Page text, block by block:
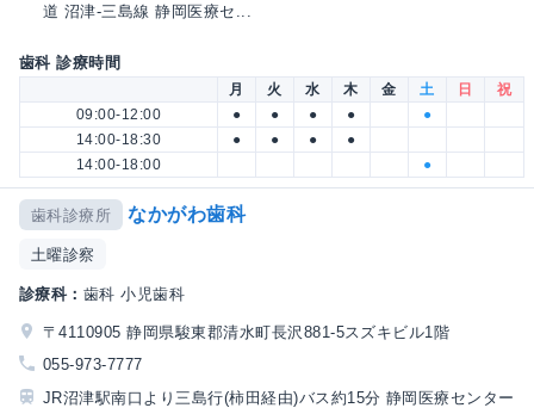
道 沼津-三島線 静岡医療セ...
歯科 診療時間
月 火 水 木 金 土 日
祝
09:00-12:00
● ● ● ●
●
14:00-18:30
● ● ●
●
14:00-18:00
●
歯科診療所 なかがわ歯科
土曜診察
診療科： 歯科 小児歯科
〒4110905 静岡県駿東郡清水町長沢881-5スズキビル1階
055-973-7777
JR沼津駅南口より三島行(柿田経由)バス約15分 静岡医療センター